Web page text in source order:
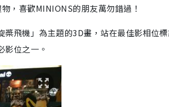
，喜歡MINIONS的朋友萬勿錯過！
飛機」為主題的3D畫，站在最佳影相位
位之一。